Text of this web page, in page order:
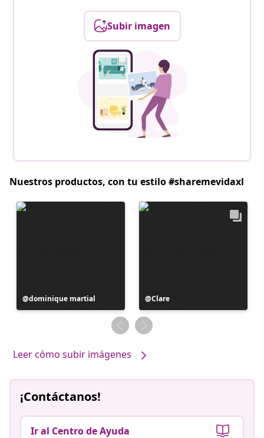
Subir imagen
Nuestros productos, con tu estilo #sharemevidaxl
Publicación
realizada
dominique martial
Publicación
realizada
por
Clare
Leer cómo subir imágenes
¡Contáctanos!
Ir al Centro de Ayuda